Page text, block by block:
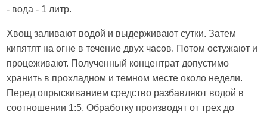
- вода - 1 литр.
Хвощ заливают водой и выдерживают сутки. Затем
кипятят на огне в течение двух часов. Потом остужают и
процеживают. Полученный концентрат допустимо
хранить в прохладном и темном месте около недели.
Перед опрыскиванием средство разбавляют водой в
соотношении 1:5. Обработку производят от трех до